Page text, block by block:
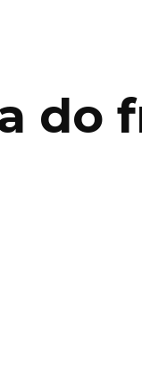
do